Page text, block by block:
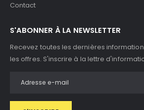
Contact
S'ABONNER À LA NEWSLETTER
Recevez toutes les dernières
les offres. S'inscrire à la lettre